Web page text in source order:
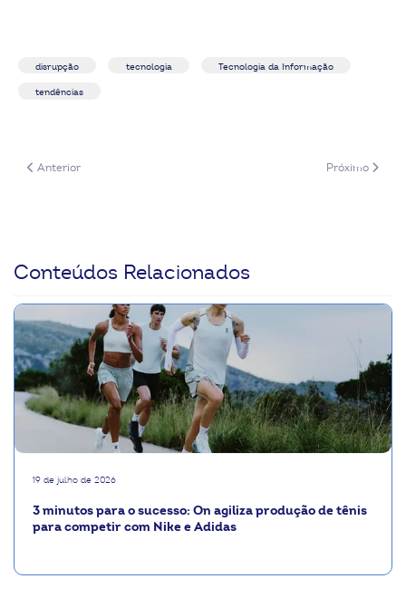
disrupção tecnologia Tecnologia da Informação
tendências
Artigo anterior: Guia Prático: Funil de Inovação
Anterior Próximo
Próximo
Conteúdos Relacionados
19 de julho de 2026
3 minutos para o sucesso: On agiliza produção de tênis
para competir com Nike e Adidas